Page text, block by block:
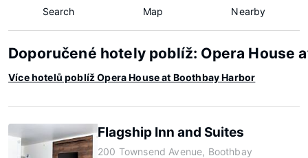
Search Map Nearby
Doporučené hotely poblíž: Opera House
Více hotelů poblíž Opera House at Boothbay Harbor
Flagship Inn and Suites
200 Townsend Avenue, Boothbay